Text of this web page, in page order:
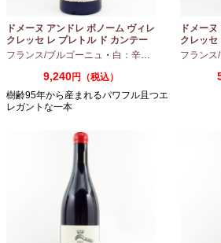
ドメーヌ アンドレ ボノーム ヴィレ
クレッセ レ プレトル ド カンテー
ヌ 2023 750ml
フランス/ブルゴーニュ ・ 白：辛口 シャルドネ
9,240円（税込）
樹齢95年から産まれるパワフル且つエ
レガントな一本
ドメー
クレッセ
2024
フランス